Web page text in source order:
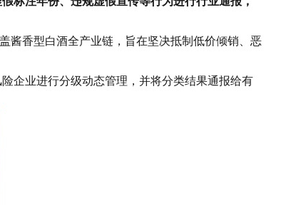
香型白酒全产业链，旨在坚决抵制低价倾销、恶
企业进行分级动态管理，并将分类结果通报给有